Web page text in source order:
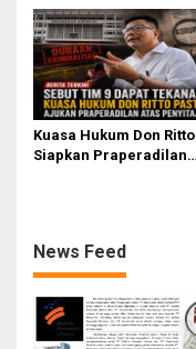
Triliun
Kuasa Hukum Don Ritto
Siapkan Praperadilan
News Feed